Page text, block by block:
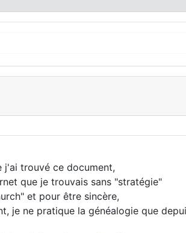
j'ai trouvé ce document,
que je trouvais sans "stratégie"
et pour être sincère,
je ne pratique la généalogie que